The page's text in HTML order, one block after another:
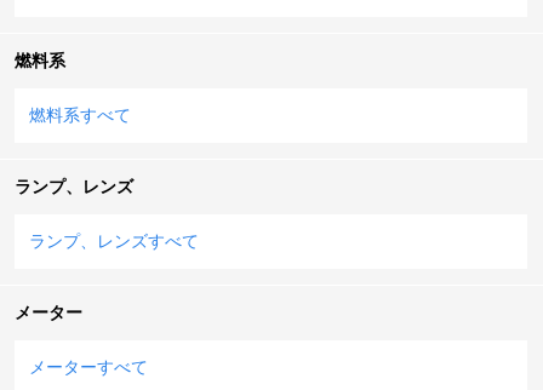
燃料系
燃料系すべて
ランプ、レンズ
ランプ、レンズすべて
メーター
メーターすべて